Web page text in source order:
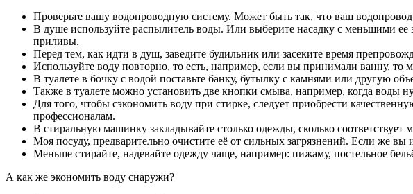
Проверьте вашу водопроводную систему. Может быть так, что ваш
В душе используйте распылитель воды. Или выберите насадку с меньшими
приливы.
Перед тем, как идти в душ, заведите будильник или засеките время
Используйте воду повторно, то есть, например, если вы принимали ванну,
В туалете в бочку с водой поставьте банку, бутылку с камнями или другую
Также в туалете можно установить две кнопки смыва, например, когда
Для того, чтобы сэкономить воду при стирке, следует приобрести
профессионалам.
В стиральную машинку закладывайте столько одежды, сколько
Моя посуду, предварительно очистите её от сильных загрязнений. Если же
Меньше стирайте, надевайте одежду чаще, например: пижаму, постельное
А как же экономить воду снаружи?